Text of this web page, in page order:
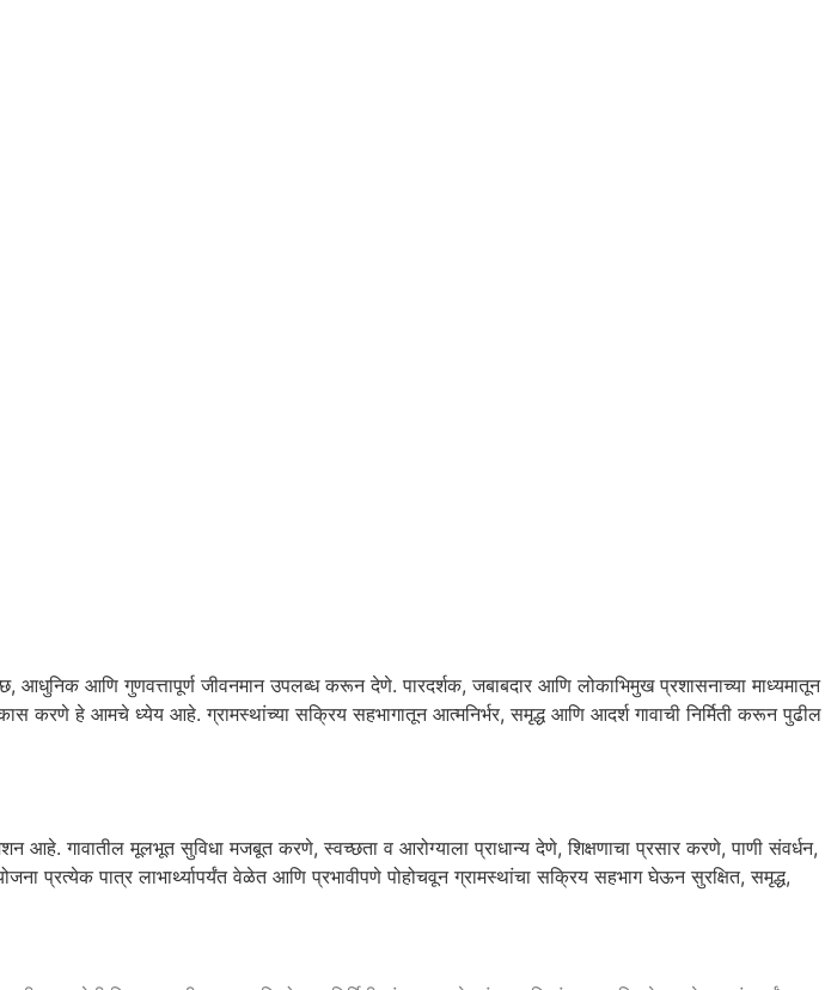
आधुनिक आणि गुणवत्तापूर्ण जीवनमान उपलब्ध करून देणे. पारदर्शक, जबाबदार आणि लोकाभिमुख प्रशासनाच्या माध्यमातून
करणे हे आमचे ध्येय आहे. ग्रामस्थांच्या सक्रिय सहभागातून आत्मनिर्भर, समृद्ध आणि आदर्श गावाची निर्मिती करून पुढील
आहे. गावातील मूलभूत सुविधा मजबूत करणे, स्वच्छता व आरोग्याला प्राधान्य देणे, शिक्षणाचा प्रसार करणे, पाणी संवर्धन,
प्रत्येक पात्र लाभार्थ्यापर्यंत वेळेत आणि प्रभावीपणे पोहोचवून ग्रामस्थांचा सक्रिय सहभाग घेऊन सुरक्षित, समृद्ध,